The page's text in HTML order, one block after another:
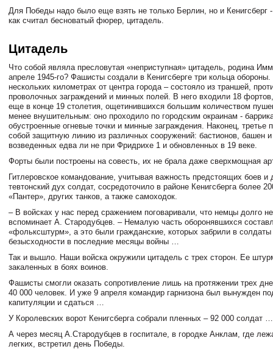
Для Победы надо было еще взять не только Берлин, но и Кенигсберг
как считал бесноватый фюрер, цитадель.
Цитадель
Что собой являла пресловутая «неприступная» цитадель, родина
апреле 1945-го? Фашисты создали в Кенигсберге три кольца
нескольких километрах от центра города – состояло из траншей,
проволочных заграждений и минных полей. В него входили 18
еще в конце 19 столетия, ощетинившихся большим количеством
менее внушительным: оно проходило по городским окраинам -
обустроенные огневые точки и минные заграждения. Наконец, третье
собой защитную линию из различных сооружений: бастионов, башен
возведенных едва ли не при Фридрихе 1 и обновленных в 19 веке.
Форты были построены на совесть, их не брала даже сверхмощная
Гитлеровское командование, учитывая важность предстоящих боев и
тевтонский дух солдат, сосредоточило в районе Кенигсберга более
«Пантер», других танков, а также самоходок.
– В войсках у нас перед сражением поговаривали, что немцы долго
вспоминает А. Стародубцев. – Немалую часть оборонявшихся
«фольксштурм», а это были гражданские, которых забрили в солдаты
безысходности в последние месяцы войны …
Так и вышло. Наши войска окружили цитадель с трех сторон. Ее
закаленных в боях воинов.
Фашисты смогли оказать сопротивление лишь на протяжении трех
40 000 человек. И уже 9 апреля командир гарнизона был вынужден
капитуляции и сдаться …
У Королевских ворот Кенигсберга собрали пленных – 92 000 солдат …
А через месяц А.Стародубцев в госпитале, в городке Анклам, где
легких, встретил день Победы.